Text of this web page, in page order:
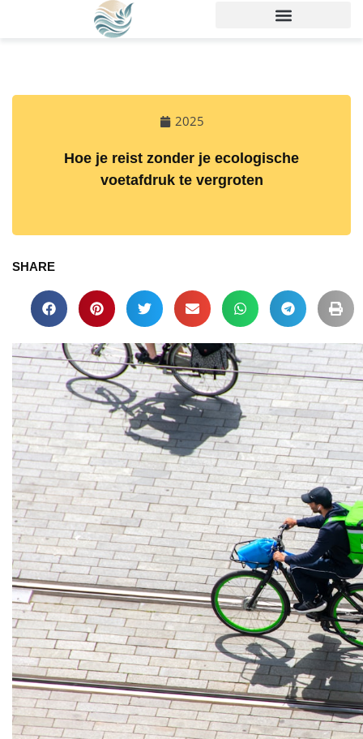
2025
Hoe je reist zonder je ecologische
voetafdruk te vergroten
SHARE